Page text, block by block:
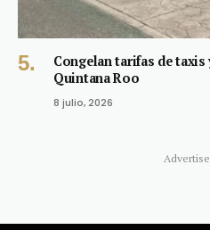
Congelan tarifas de
Quintana Roo
8 julio, 2026